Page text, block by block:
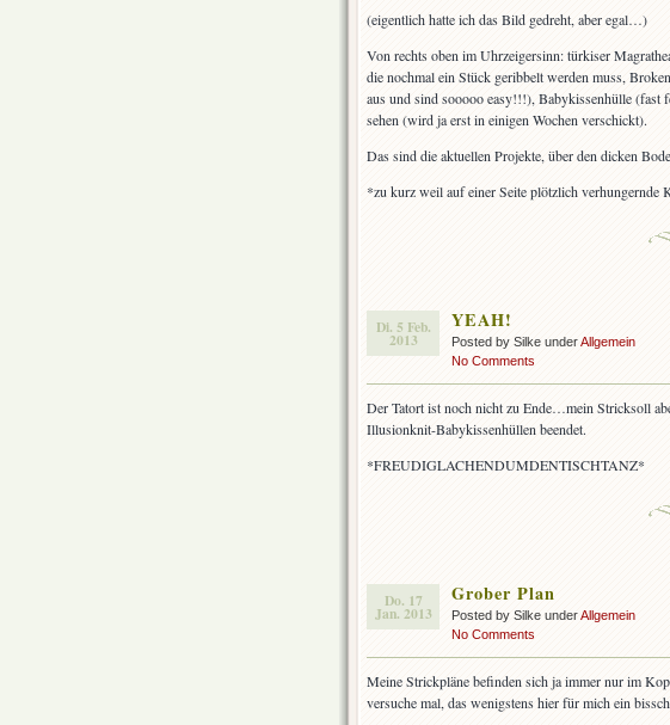
(eigentlich hatte ich das Bild gedreht, aber egal…)
Von rechts oben im Uhrzeigersinn: türkiser
die nochmal ein Stück geribbelt werden muss,
aus und sind sooooo easy!!!), Babykissenhülle (fast
sehen (wird ja erst in einigen Wochen verschickt).
Das sind die aktuellen Projekte, über den dicken
*zu kurz weil auf einer Seite plötzlich verhungernde
Di. 5 Feb.
2013
YEAH!
Posted by Silke underAllgemein
No Comments
Der Tatort ist noch nicht zu Ende…mein Stricksoll
Illusionknit-Babykissenhüllen beendet.
*FREUDIGLACHENDUMDENTISCHTANZ*
Do. 17
Jan. 2013
Grober Plan
Posted by Silke underAllgemein
No Comments
Meine Strickpläne befinden sich ja immer nur im
versuche mal, das wenigstens hier für mich ein